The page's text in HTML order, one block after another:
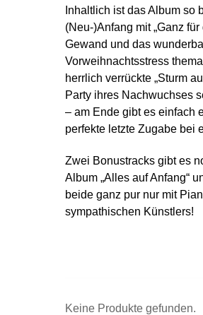
Inhaltlich ist das Album
(Neu-)Anfang mit „Ganz
Gewand und das
Vorweihnachtsstress
herrlich verrückte „Sturm
Party ihres Nachwuchses
– am Ende gibt es einfach
perfekte letzte Zugabe bei
Zwei Bonustracks gibt es
Album „Alles auf Anfang“
beide ganz pur nur mit
sympathischen Künstlers!
Keine Produkte gefunden.